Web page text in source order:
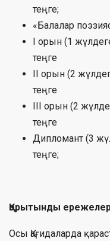
теңге;
«Балалар
І орын (1
теңге
ІІ орын (2
теңге
ІІІ орын (2
теңге
Дипломант (3
теңге;
Қорытынды
Осы Қағидаларда